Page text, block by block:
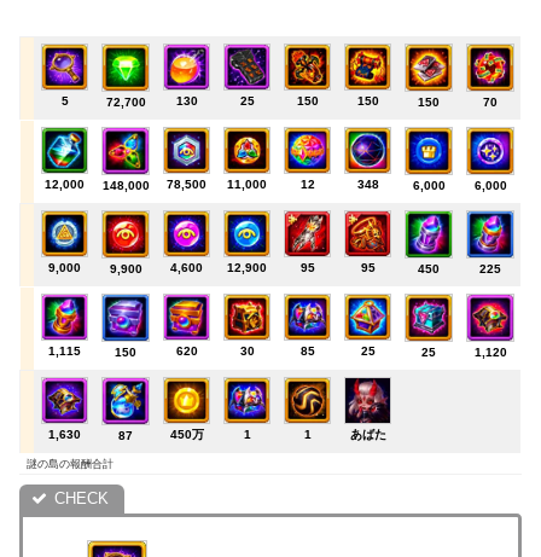
5 72,700 130 25 150 150 150 70
12,000 148,000 78,500 11,000 12 348 6,000 6,000
9,000 9,900 4,600 12,900 95 95 450 225
1,115 150 620 30 85 25 25 1,120
1,630 87 450万 1 1 あばた
謎の島の報酬合計